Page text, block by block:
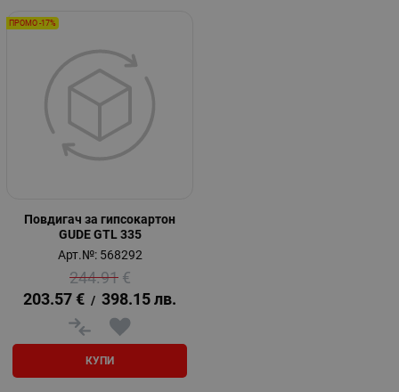
Повдигач за гипсокартон
GUDE GTL 335
Арт.№: 568292
244.91 €
203.57 € / 398.15 лв.
КУПИ
ПРОМО -17%